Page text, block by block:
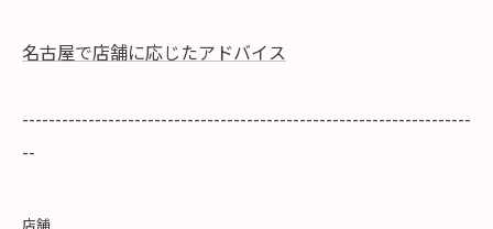
名古屋で店舗に応じたアドバイス
--------------------------------------------------------------------
--
店舗